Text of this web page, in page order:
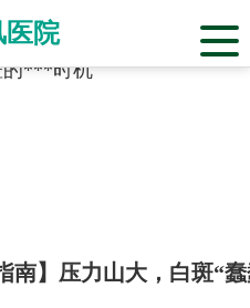
医院
白癜风医院
标签合辑
的***时机
南】压力山大，白斑“